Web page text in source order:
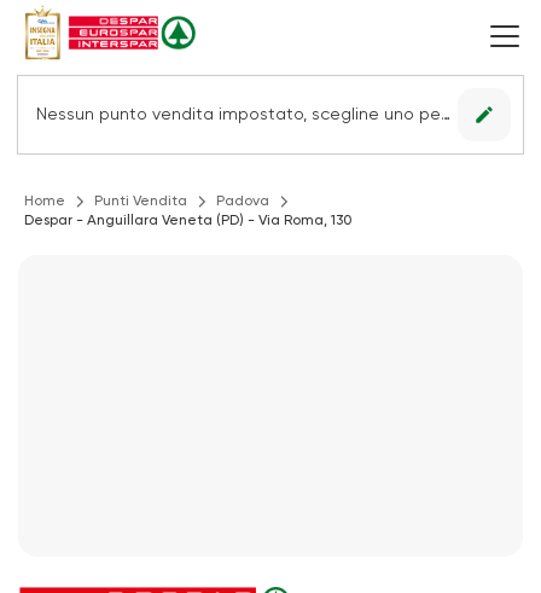
Nessun punto vendita impostato, scegline uno per vedere le offerte. edit
Home Punti Vendita
Padova
Despar - Anguillara Veneta (PD) - Via Roma, 130